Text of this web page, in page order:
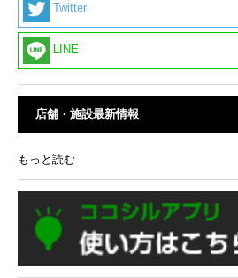
Twitter
LINE
店舗・施設最新情報
もっと読む